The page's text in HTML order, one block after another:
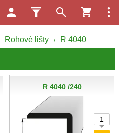
Rohové lišty / R 4040
R 4040 /240